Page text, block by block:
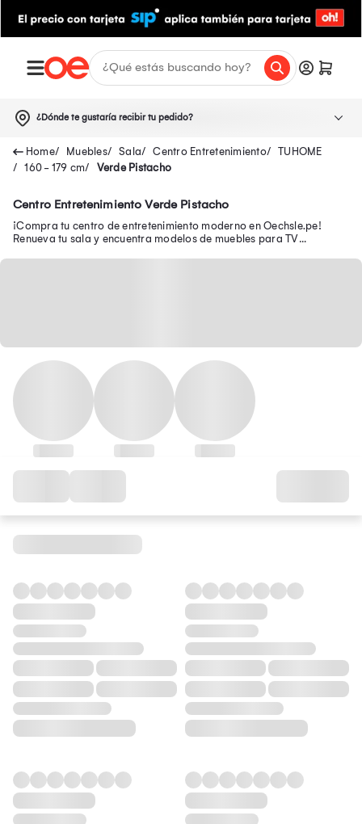
¿Dónde te gustaría recibir tu pedido?
Muebles Sala Centro Entretenimiento
TUHOME
160 - 179 cm
Verde Pistacho
Centro Entretenimiento Verde Pistacho
¡Compra tu centro de entretenimiento moderno en Oechsle.pe!
Renueva tu sala y encuentra modelos de muebles para TV